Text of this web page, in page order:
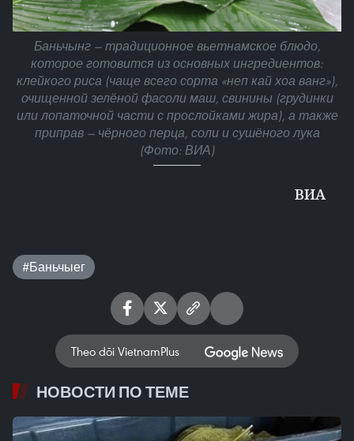
Баньчынг — традиционное вьетнамское блюдо,
которое готовится из основных ингредиентов:
клейкого риса (чаще всего сорта «неп кай хоа ванг»),
очищенной зелёной фасоли маш, свинины (грудинки
или лопаточной части с прослойками жира), а также
приправ — чёрного перца, соли и сушёного лука
(Фото: ВИА)
ВИА
#Баньчыег
Theo dõi VietnamPlus
НОВОСТИ ПО ТЕМЕ